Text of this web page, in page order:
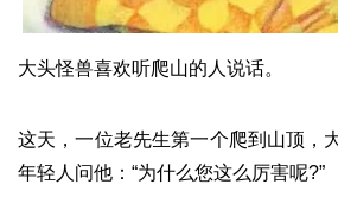
大头怪兽喜欢听爬山的人说话。
这天，一位老先生第一个爬到山顶，
年轻人问他：“为什么您这么厉害呢?”